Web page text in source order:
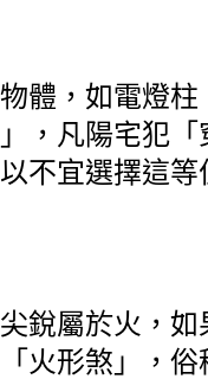
，如電燈柱
，凡陽宅犯
不宜選擇這等
銳屬於火，
火形煞」，